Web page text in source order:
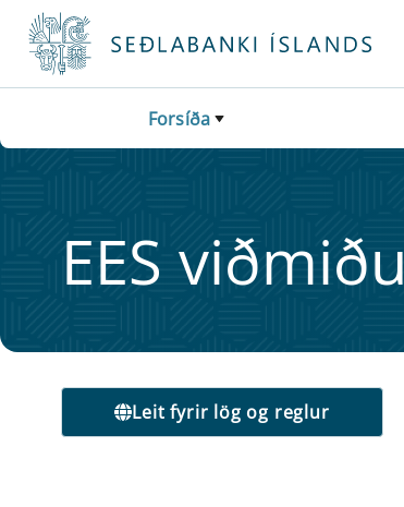
Fara beint í Meginmál
Forsíða
EES
Leit fyrir lög og reglur